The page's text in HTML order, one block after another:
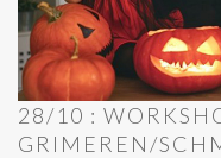
28/10 :
GRIMEREN/